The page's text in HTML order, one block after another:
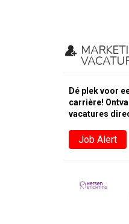
Dé plek voor
carrière!
vacatures
Job Alert